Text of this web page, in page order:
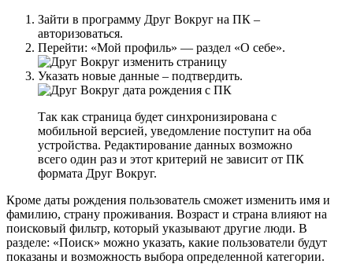
Зайти в программу Друг Вокруг на ПК –
авторизоваться.
Перейти: «Мой профиль» — раздел «О себе».
Указать новые данные – подтвердить.
Так как страница будет синхронизирована с
мобильной версией, уведомление поступит на оба
устройства. Редактирование данных возможно
всего один раз и этот критерий не зависит от ПК
формата Друг Вокруг.
Кроме даты рождения пользователь сможет изменить имя и
фамилию, страну проживания. Возраст и страна влияют на
поисковый фильтр, который указывают другие люди. В
разделе: «Поиск» можно указать, какие пользователи будут
показаны и возможность выбора определенной категории.